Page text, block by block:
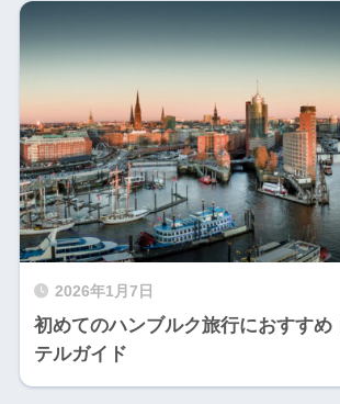
2026年1月7日
初めてのハンブルク旅行におすすめ
テルガイド